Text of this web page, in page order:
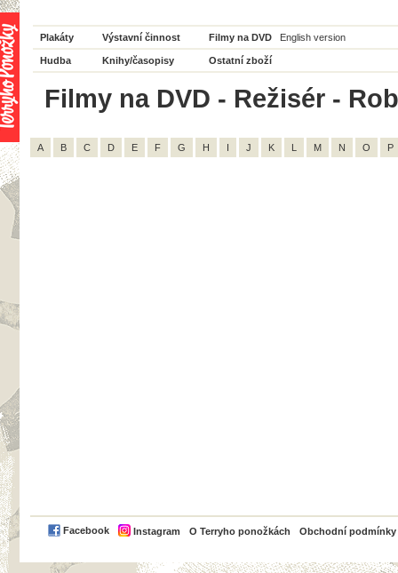
Plakáty Výstavní činnost Filmy na DVD English version
Hudba Knihy/časopisy Ostatní zboží
Filmy na DVD - Režisér -
A B C D E F G H I J K L M N O P
Facebook Instagram O Terryho ponožkách Obchodní podmínky
PayPal